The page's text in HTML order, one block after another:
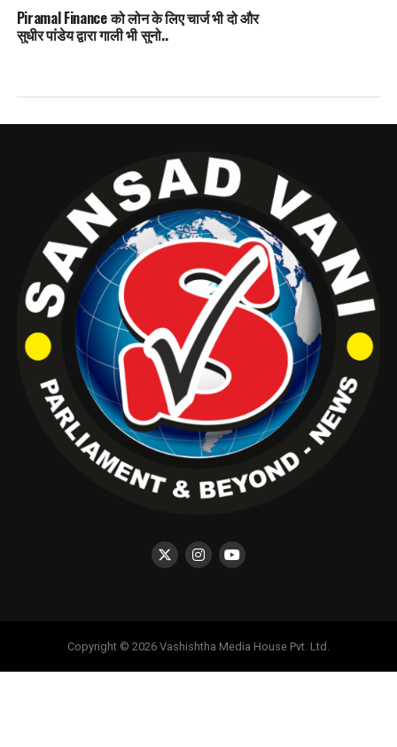
Piramal Finance को लोन के लिए चार्ज भी दो और
सुधीर पांडेय द्वारा गाली भी सुनो..
Copyright © 2026 Vashishtha Media House Pvt. Ltd.